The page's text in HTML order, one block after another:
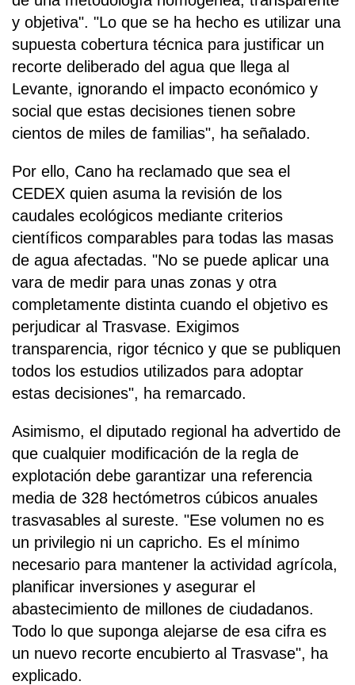
y objetiva". "Lo que se ha hecho es utilizar una
supuesta cobertura técnica para justificar un
recorte deliberado del agua que llega al
Levante, ignorando el impacto económico y
social que estas decisiones tienen sobre
cientos de miles de familias", ha señalado.
Por ello, Cano ha reclamado que sea el
CEDEX quien asuma la revisión de los
caudales ecológicos mediante criterios
científicos comparables para todas las masas
de agua afectadas. "No se puede aplicar una
vara de medir para unas zonas y otra
completamente distinta cuando el objetivo es
perjudicar al Trasvase. Exigimos
transparencia, rigor técnico y que se publiquen
todos los estudios utilizados para adoptar
estas decisiones", ha remarcado.
Asimismo, el diputado regional ha advertido de
que cualquier modificación de la regla de
explotación debe garantizar una referencia
media de 328 hectómetros cúbicos anuales
trasvasables al sureste. "Ese volumen no es
un privilegio ni un capricho. Es el mínimo
necesario para mantener la actividad agrícola,
planificar inversiones y asegurar el
abastecimiento de millones de ciudadanos.
Todo lo que suponga alejarse de esa cifra es
un nuevo recorte encubierto al Trasvase", ha
explicado.